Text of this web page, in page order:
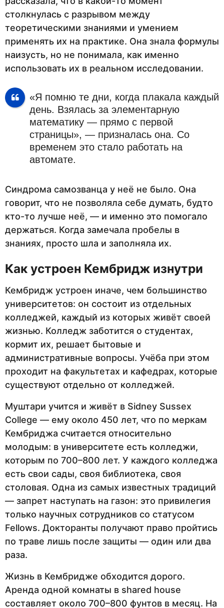
столкнулась с разрывом между
теоретическими знаниями и умением
применять их на практике. Она знала формулы
наизусть, но не понимала, как именно
использовать их в реальном исследовании.
«Я помню те дни, когда плакала каждый
день. Взялась за элементарную
математику — прямо с первой
страницы», — призналась она. Со
временем это стало работать на
автомате.
Синдрома самозванца у неё не было. Она
говорит, что не позволяла себе думать, будто
кто-то лучше неё, — и именно это помогало
держаться. Когда замечала пробелы в
знаниях, просто шла и заполняла их.
Как устроен Кембридж изнутри
Кембридж устроен иначе, чем большинство
университетов: он состоит из отдельных
колледжей, каждый из которых живёт своей
жизнью. Колледж заботится о студентах,
кормит их, решает бытовые и
административные вопросы. Учёба при этом
проходит на факультетах и кафедрах, которые
существуют отдельно от колледжей.
Муштари учится и живёт в Sidney Sussex
College — ему около 450 лет, что по меркам
Кембриджа считается относительно
молодым: в университете есть колледжи,
которым по 700–800 лет. У каждого колледжа
есть свои сады, своя библиотека, своя
столовая. Одна из самых известных традиций
— запрет наступать на газон: это привилегия
только научных сотрудников со статусом
Fellows. Докторанты получают право пройтись
по траве лишь после защиты — один или два
раза.
Жизнь в Кембридже обходится дорого.
Аренда одной комнаты в shared house
составляет около 700–800 фунтов в месяц. На